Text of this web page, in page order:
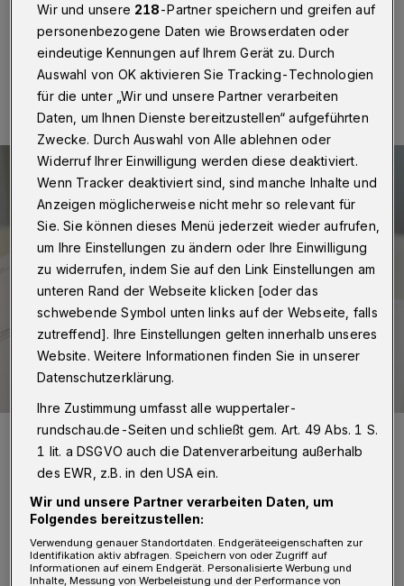
21.10.2017 , 11:52 Uhr
Die Auszeichnung.
Foto: Helios
m bundesweiten Ranking liegt Wuppertals
Wir und unsere 218-Partner speichern und greifen auf
personenbezogene Daten wie Browserdaten oder
eindeutige Kennungen auf Ihrem Gerät zu. Durch
Auswahl von OK aktivieren Sie Tracking-Technologien
für die unter „Wir und unsere Partner verarbeiten
Daten, um Ihnen Dienste bereitzustellen“ aufgeführten
Zwecke. Durch Auswahl von Alle ablehnen oder
Widerruf Ihrer Einwilligung werden diese deaktiviert.
Wenn Tracker deaktiviert sind, sind manche Inhalte und
Anzeigen möglicherweise nicht mehr so relevant für
Sie. Sie können dieses Menü jederzeit wieder aufrufen,
um Ihre Einstellungen zu ändern oder Ihre Einwilligung
zu widerrufen, indem Sie auf den Link Einstellungen am
unteren Rand der Webseite klicken [oder das
schwebende Symbol unten links auf der Webseite, falls
zutreffend]. Ihre Einstellungen gelten innerhalb unseres
Website. Weitere Informationen finden Sie in unserer
Datenschutzerklärung.
Ihre Zustimmung umfasst alle wuppertaler-
rundschau.de-Seiten und schließt gem. Art. 49 Abs. 1 S.
1 lit. a DSGVO auch die Datenverarbeitung außerhalb
des EWR, z.B. in den USA ein.
Wir und unsere Partner verarbeiten Daten, um
Folgendes bereitzustellen:
Verwendung genauer Standortdaten. Endgeräteeigenschaften zur
Identifikation aktiv abfragen. Speichern von oder Zugriff auf
Informationen auf einem Endgerät. Personalisierte Werbung und
Inhalte, Messung von Werbeleistung und der Performance von